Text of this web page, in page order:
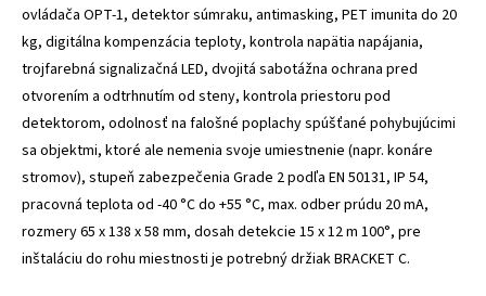
ovládača OPT-1, detektor súmraku, antimasking, PET imunita do 20
kg, digitálna kompenzácia teploty, kontrola napätia napájania,
trojfarebná signalizačná LED, dvojitá sabotážna ochrana pred
otvorením a odtrhnutím od steny, kontrola priestoru pod
detektorom, odolnosť na falošné poplachy spúšťané pohybujúcimi
sa objektmi, ktoré ale nemenia svoje umiestnenie (napr. konáre
stromov), stupeň zabezpečenia Grade 2 podľa EN 50131, IP 54,
pracovná teplota od -40 °C do +55 °C, max. odber prúdu 20 mA,
rozmery 65 x 138 x 58 mm, dosah detekcie 15 x 12 m 100°, pre
inštaláciu do rohu miestnosti je potrebný držiak BRACKET C.